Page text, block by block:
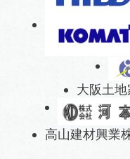
大阪土
高山建材興業